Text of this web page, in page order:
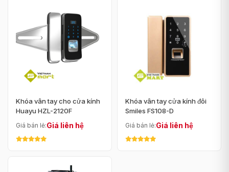
Khóa vân tay cho cửa kính
Huayu HZL-2120F
Giá bán lẻ:Giá liên hệ
Khóa vân tay cửa kính đôi
Smiles FS108-D
Giá bán lẻ:Giá liên hệ